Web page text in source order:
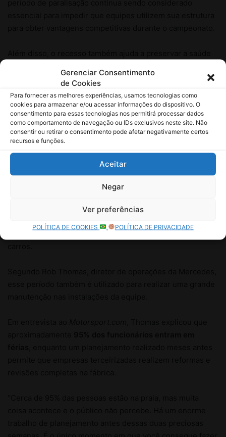
Gerenciar Consentimento
de Cookies
Para fornecer as melhores experiências, usamos tecnologias como
cookies para armazenar e/ou acessar informações do dispositivo. O
consentimento para essas tecnologias nos permitirá processar dados
como comportamento de navegação ou IDs exclusivos neste site. Não
consentir ou retirar o consentimento pode afetar negativamente certos
recursos e funções.
Aceitar
Negar
Ver preferências
POLÍTICA DE COOKIES POLÍTICA DE PRIVACIDADE